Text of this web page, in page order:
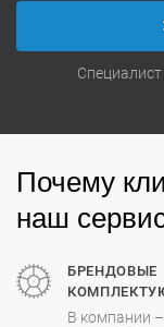
Почему
наш
БРЕНДОВЫЕ
В компании